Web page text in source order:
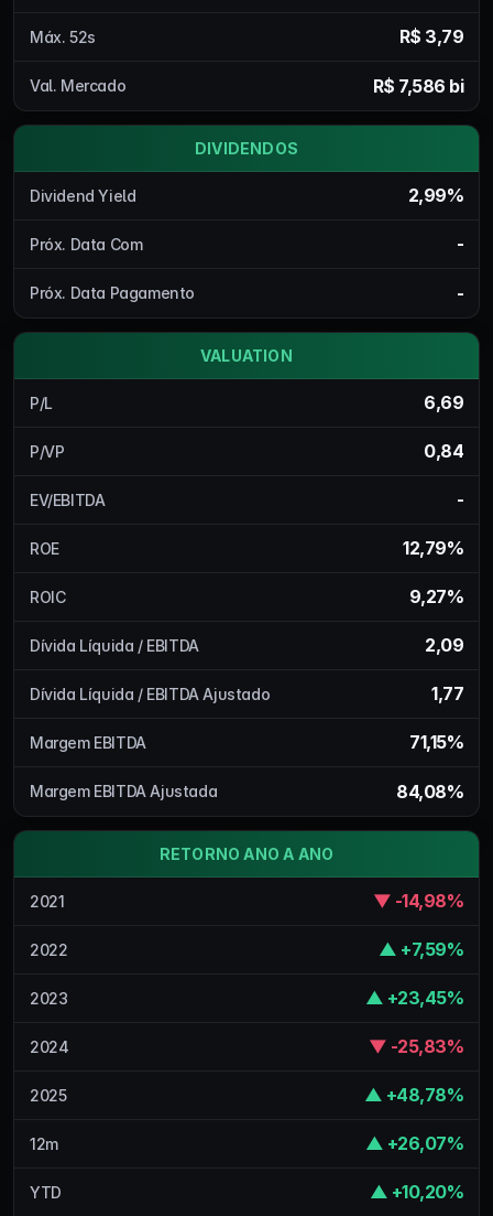
Máx. 52s R$ 3,79
Val. Mercado R$ 7,586 bi
DIVIDENDOS
Dividend Yield 2,99%
Próx. Data Com -
Próx. Data Pagamento -
VALUATION
P/L 6,69
P/VP 0,84
EV/EBITDA -
ROE 12,79%
ROIC 9,27%
Dívida Líquida / EBITDA 2,09
Dívida Líquida / EBITDA Ajustado 1,77
Margem EBITDA 71,15%
Margem EBITDA Ajustada 84,08%
RETORNO ANO A ANO
2021 ▼ -14,98%
2022 ▲ +7,59%
2023 ▲ +23,45%
2024 ▼ -25,83%
2025 ▲ +48,78%
12m ▲ +26,07%
YTD ▲ +10,20%